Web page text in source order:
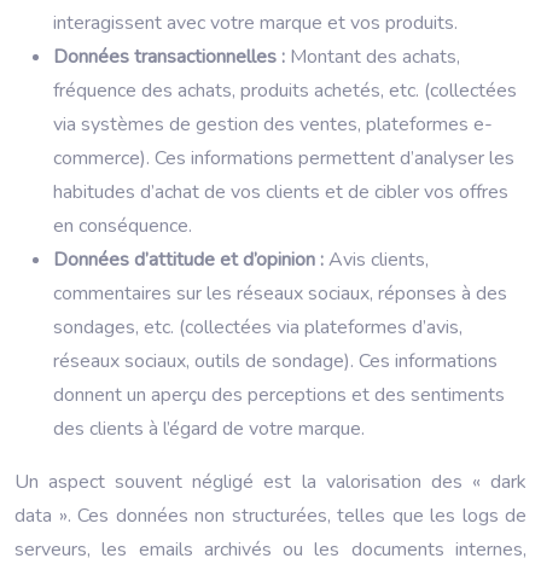
interagissent avec votre marque et vos produits.
Données transactionnelles : Montant des achats,
fréquence des achats, produits achetés, etc. (collectées
via systèmes de gestion des ventes, plateformes e-
commerce). Ces informations permettent d’analyser les
habitudes d’achat de vos clients et de cibler vos offres
en conséquence.
Données d’attitude et d’opinion :Avis clients,
commentaires sur les réseaux sociaux, réponses à des
sondages, etc. (collectées via plateformes d’avis,
réseaux sociaux, outils de sondage). Ces informations
donnent un aperçu des perceptions et des sentiments
des clients à l’égard de votre marque.
Un aspect souvent négligé est la valorisation des « dark
data ». Ces données non structurées, telles que les logs de
serveurs, les emails archivés ou les documents internes,